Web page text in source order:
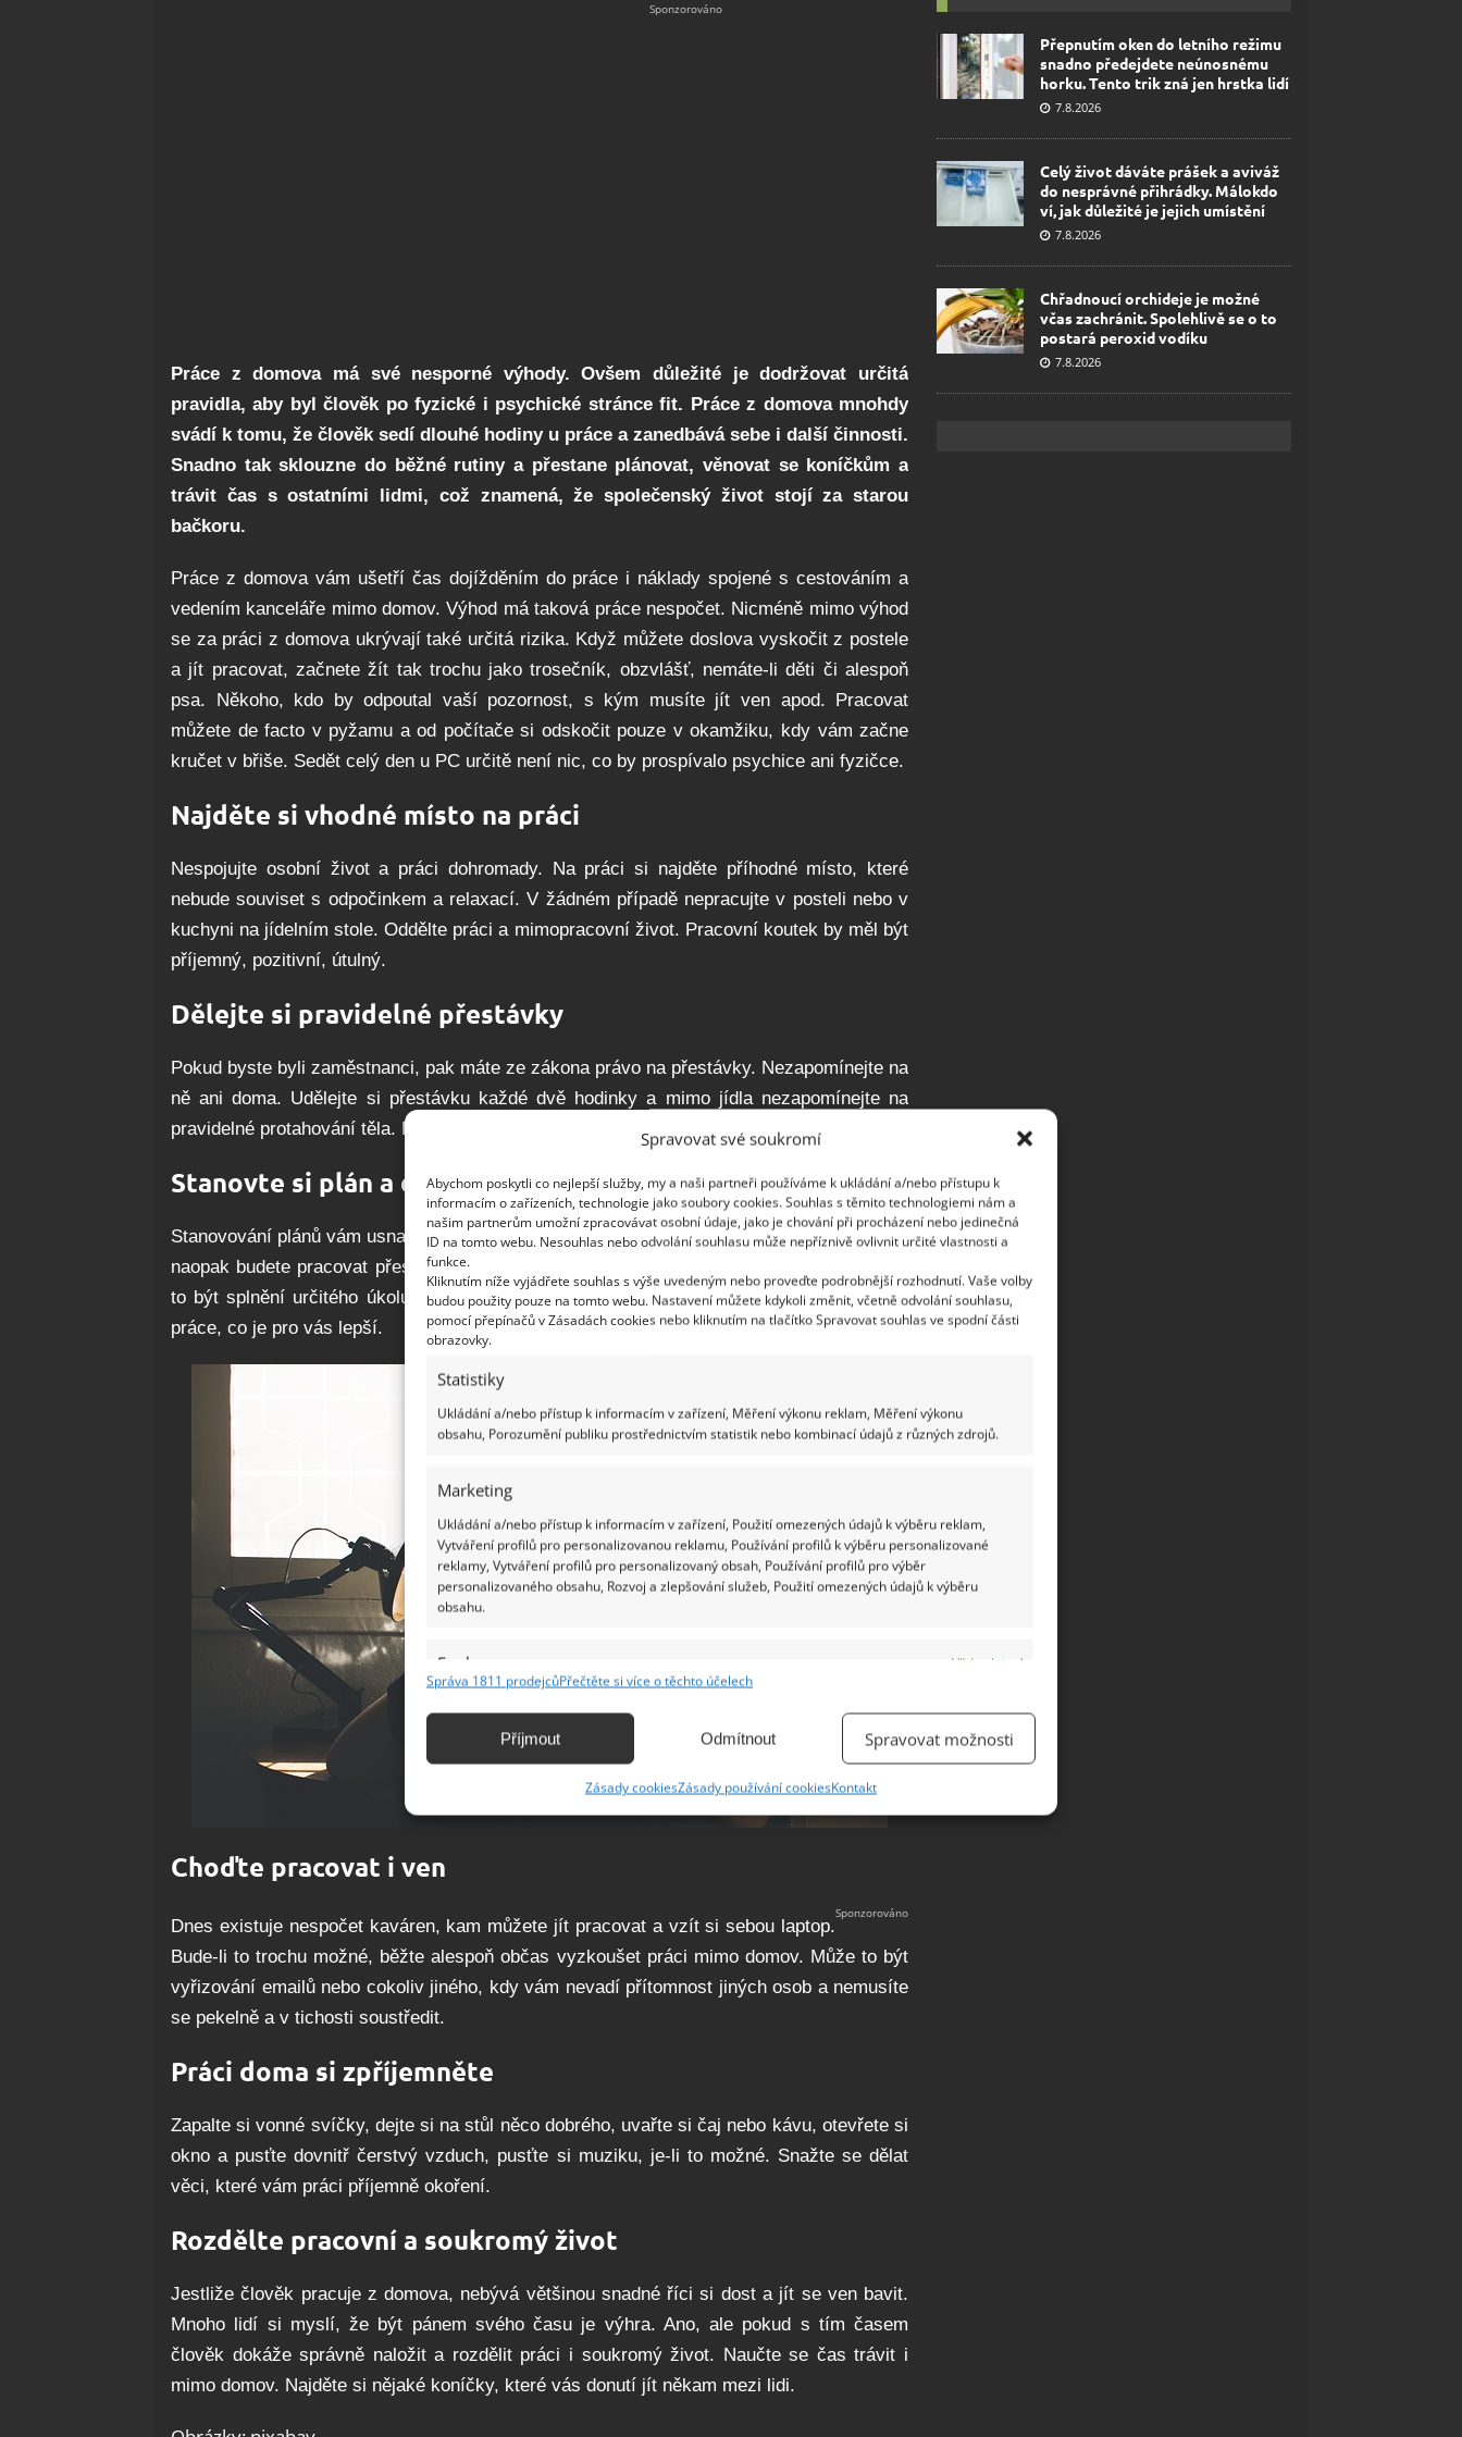
Spravovat své soukromí
Abychom poskytli co nejlepší služby, my a naši partneři používáme k ukládání a/nebo přístupu k
informacím o zařízeních, technologie jako soubory cookies. Souhlas s těmito technologiemi nám a
našim partnerům umožní zpracovávat osobní údaje, jako je chování při procházení nebo jedinečná
ID na tomto webu. Nesouhlas nebo odvolání souhlasu může nepříznivě ovlivnit určité vlastnosti a
funkce.
Kliknutím níže vyjádřete souhlas s výše uvedeným nebo proveďte podrobnější rozhodnutí. Vaše volby
budou použity pouze na tomto webu. Nastavení můžete kdykoli změnit, včetně odvolání souhlasu,
pomocí přepínačů v Zásadách cookies nebo kliknutím na tlačítko Spravovat souhlas ve spodní části
obrazovky.
Statistiky
Ukládání a/nebo přístup k informacím v zařízení, Měření výkonu reklam, Měření výkonu
obsahu, Porozumění publiku prostřednictvím statistik nebo kombinací údajů z různých zdrojů.
Marketing
Ukládání a/nebo přístup k informacím v zařízení, Použití omezených údajů k výběru reklam,
Vytváření profilů pro personalizovanou reklamu, Používání profilů k výběru personalizované
reklamy, Vytváření profilů pro personalizovaný obsah, Používání profilů pro výběr
personalizovaného obsahu, Rozvoj a zlepšování služeb, Použití omezených údajů k výběru
obsahu.
Funkce
Vždy aktivní
Identifikace zařízení na základě automaticky přenášených informací.
základě aktivně vyžádaných informací.
Zajištění bezpečnosti, předcházení a zjišťování podvodů a
Správa 1811 prodejcůPřečtěte si více o těchto účelech
Příjmout Odmítnout Spravovat možnosti
Zásady cookiesZásady používání cookiesKontakt
Práce z domova má své nesporné výhody. Ovšem důležité je dodržovat určitá
pravidla, aby byl člověk po fyzické i psychické stránce fit. Práce z domova mnohdy
svádí k tomu, že člověk sedí dlouhé hodiny u práce a zanedbává sebe i další činnosti.
Snadno tak sklouzne do běžné rutiny a přestane plánovat, věnovat se koníčkům a
trávit čas s ostatními lidmi, což znamená, že společenský život stojí za starou
bačkoru.
Práce z domova vám ušetří čas dojížděním do práce i náklady spojené s cestováním a
vedením kanceláře mimo domov. Výhod má taková práce nespočet. Nicméně mimo výhod
se za práci z domova ukrývají také určitá rizika. Když můžete doslova vyskočit z postele
a jít pracovat, začnete žít tak trochu jako trosečník, obzvlášť, nemáte-li děti či alespoň
psa. Někoho, kdo by odpoutal vaší pozornost, s kým musíte jít ven apod. Pracovat
můžete de facto v pyžamu a od počítače si odskočit pouze v okamžiku, kdy vám začne
kručet v břiše. Sedět celý den u PC určitě není nic, co by prospívalo psychice ani fyzičce.
Najděte si vhodné místo na práci
Nespojujte osobní život a práci dohromady. Na práci si najděte příhodné místo, které
nebude souviset s odpočinkem a relaxací. V žádném případě nepracujte v posteli nebo v
kuchyni na jídelním stole. Oddělte práci a mimopracovní život. Pracovní koutek by měl být
příjemný, pozitivní, útulný.
Dělejte si pravidelné přestávky
Pokud byste byli zaměstnanci, pak máte ze zákona právo na přestávky. Nezapomínejte na
ně ani doma. Udělejte si přestávku každé dvě hodinky a mimo jídla nezapomínejte na
pravidelné protahování těla. Mozek i tělo krátkou regeneraci potřebují.
Stanovte si plán a dodržujte ho
Stanovování plánů vám usnadní práci. Nebude se tak stávat, že buď práci nedodržíte nebo
naopak budete pracovat přespříliš. Ani jedno není dobré. Natavte si určitou hranici. Může
to být splnění určitého úkolu nebo pracovní doba s přestávkami. To záleží na typu vaší
práce, co je pro vás lepší.
Choďte pracovat i ven
Dnes existuje nespočet kaváren, kam můžete jít pracovat a vzít si sebou laptop.
Bude-li to trochu možné, běžte alespoň občas vyzkoušet práci mimo domov. Může to být
vyřizování emailů nebo cokoliv jiného, kdy vám nevadí přítomnost jiných osob a nemusíte
se pekelně a v tichosti soustředit.
Práci doma si zpříjemněte
Zapalte si vonné svíčky, dejte si na stůl něco dobrého, uvařte si čaj nebo kávu, otevřete si
okno a pusťte dovnitř čerstvý vzduch, pusťte si muziku, je-li to možné. Snažte se dělat
věci, které vám práci příjemně okoření.
Rozdělte pracovní a soukromý život
Jestliže člověk pracuje z domova, nebývá většinou snadné říci si dost a jít se ven bavit.
Mnoho lidí si myslí, že být pánem svého času je výhra. Ano, ale pokud s tím časem
člověk dokáže správně naložit a rozdělit práci i soukromý život. Naučte se čas trávit i
mimo domov. Najděte si nějaké koníčky, které vás donutí jít někam mezi lidi.
Přepnutím oken do letního režimu
snadno předejdete neúnosnému
horku. Tento trik zná jen hrstka lidí
7.8.2026
Celý život dáváte prášek a aviváž
do nesprávné přihrádky. Málokdo
ví, jak důležité je jejich umístění
7.8.2026
Chřadnoucí orchideje je možné
včas zachránit. Spolehlivě se o to
postará peroxid vodíku
7.8.2026